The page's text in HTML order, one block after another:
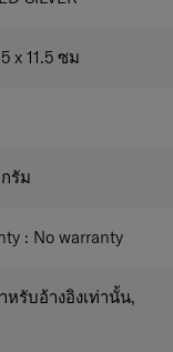
x 11.5 ซม
รัม
: No warranty
รับอ้างอิงเท่านั้น,